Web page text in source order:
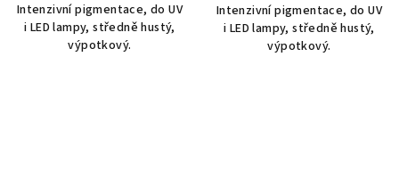
Intenzivní pigmentace, do UV
i LED lampy, středně hustý,
výpotkový.
Intenzivní pigmentace, do UV
i LED lampy, středně hustý,
výpotkový.